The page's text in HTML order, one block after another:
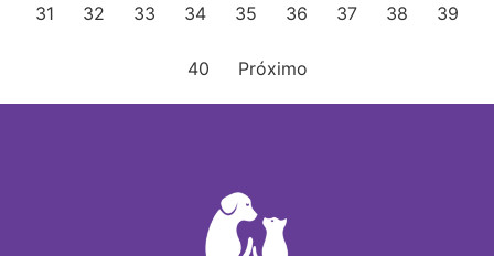
31 32 33 34 35 36 37 38 39
40 Próximo